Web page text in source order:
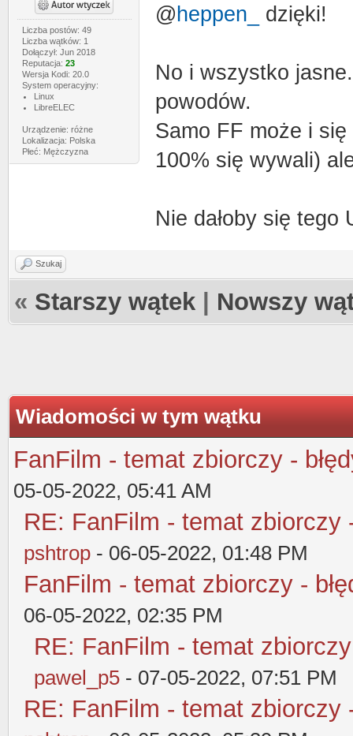
Liczba postów: 49
Liczba wątków: 1
Dołączył: Jun 2018
Reputacja: 23
Wersja Kodi: 20.0
System operacyjny:
Linux
LibreELEC
Urządzenie: różne
Lokalizacja: Polska
Płeć: Mężczyzna
@ heppen_ dzięki!
No i wszystko
powodów.
Samo FF może i
100% się wywali)
Nie dałoby się tego
Szukaj
« Starszy wątek Nowszy
Wiadomości w tym wątku
FanFilm - temat zbiorczy -
05-05-2022, 05:41 AM
RE: FanFilm - temat zbiorczy
pshtrop - 06-05-2022, 01:48 PM
FanFilm - temat zbiorczy -
06-05-2022, 02:35 PM
RE: FanFilm - temat
pawel_p5 - 07-05-2022, 07:51 PM
RE: FanFilm - temat zbiorczy